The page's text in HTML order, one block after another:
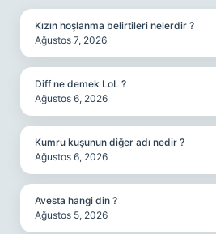
Kızın hoşlanma belirtileri nelerdir ?
Ağustos 7, 2026
Diff ne demek LoL ?
Ağustos 6, 2026
Kumru kuşunun diğer adı nedir ?
Ağustos 6, 2026
Avesta hangi din ?
Ağustos 5, 2026